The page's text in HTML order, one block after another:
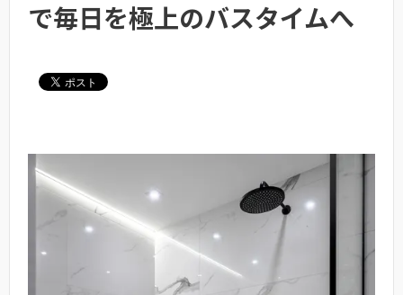
で毎日を極上のバスタイムへ